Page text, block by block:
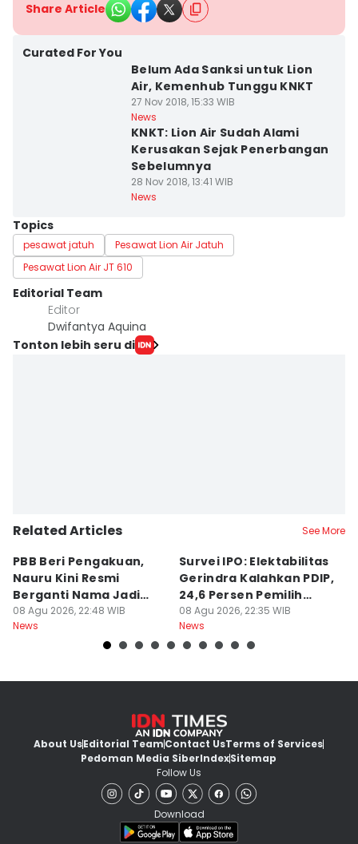
Share Article
Curated For You
Belum Ada Sanksi untuk Lion
Air, Kemenhub Tunggu KNKT
27 Nov 2018, 15:33 WIB
News
KNKT: Lion Air Sudah Alami
Kerusakan Sejak Penerbangan
Sebelumnya
28 Nov 2018, 13:41 WIB
News
Topics
pesawat jatuh
Pesawat Lion Air Jatuh
Pesawat Lion Air JT 610
Editorial Team
Editor
Dwifantya Aquina
Tonton lebih seru di
Related Articles See More
PBB Beri Pengakuan,
Nauru Kini Resmi
Berganti Nama Jadi
Naoero
08 Agu 2026, 22:48 WIB
News
Survei IPO: Elektabilitas
Gerindra Kalahkan PDIP,
24,6 Persen Pemilih
Masih Galau
08 Agu 2026, 22:35 WIB
News
About UsEditorial TeamContact UsTerms of Services
Pedoman Media SiberIndexSitemap
Follow Us
Download